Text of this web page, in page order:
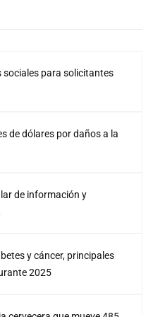
sociales para solicitantes
de dólares por daños a la
de información y
y cáncer, principales
2025